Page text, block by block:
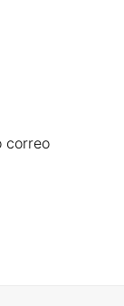
correo